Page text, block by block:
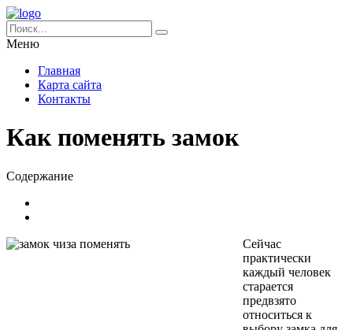
Меню
Главная
Карта сайта
Контакты
Как поменять замок
Содержание
Сейчас
практически
каждый человек
старается
предвзято
относиться к